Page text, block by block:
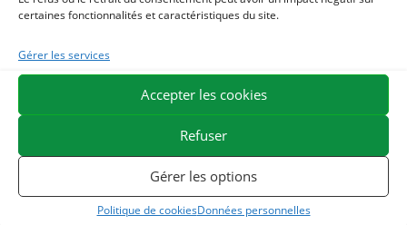
certaines fonctionnalités et caractéristiques du site.
Gérer les services
Accepter les cookies
Refuser
Gérer les options
Politique de cookiesDonnées personnelles
produit en France à partir de bourgeons certifiés bio.
L’intérêt de la gemmothérapie chez les chevaux est qu’elle
utilise les tissus embryonnaires des plantes pour agir sur
l’organisme. Ces tissus sont extraits des parties de plantes
(minéraux, vitamines, phytohormones) nécessaires au bon
développement de la plante et à sa protection contre les
agressions extérieures. Ces parties de plantes sont ensuite